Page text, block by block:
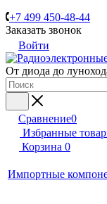
+7 499 450-48-44
Заказать звонок
Войти
От диода до
Сравнение0
Избранные
Корзина 0
Импортные